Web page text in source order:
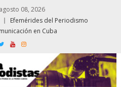
08, 2026
Efemérides del Periodismo
en Cuba